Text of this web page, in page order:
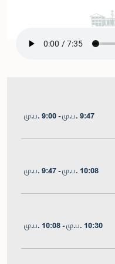
மு.ப. 9:00 - மு.ப. 9:47
மு.ப. 9:47 - மு.ப. 10:08
மு.ப. 10:08 - மு.ப. 10:30